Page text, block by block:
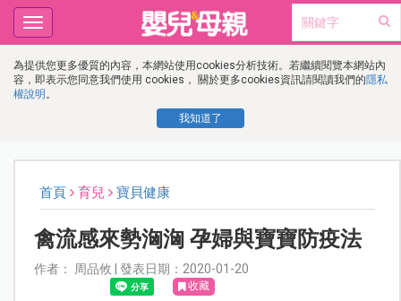
為提供您更多優質的內容，本網站使用cookies分析技術。若繼續閱覽本網站內
容，即表示您同意我們使用 cookies， 關於更多cookies資訊請閱讀我們的隱私
權說明 。
我知道了
Toggle
navigation
首頁 育兒 寶貝健康
禽流感來勢洶洶 孕婦與寶寶防疫法
作者： 周品攸 | 發表日期：2020-01-20
收藏